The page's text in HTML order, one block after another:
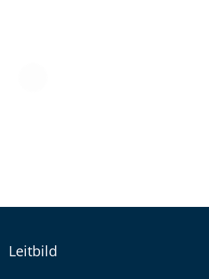
Leitbild